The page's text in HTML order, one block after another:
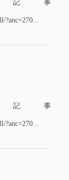
事
?anc=270...
事
?anc=270...